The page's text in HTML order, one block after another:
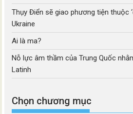
Thụy Điển sẽ giao phương tiện thuộc
Ukraine
Ai là ma?
Nỗ lực âm thầm của Trung Quốc
Latinh
Chọn chương mục